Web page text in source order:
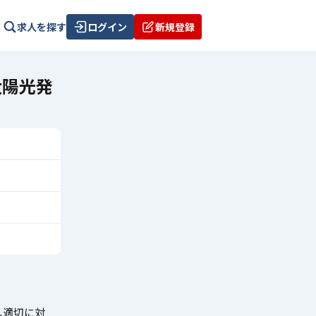
求人を探す ログイン 新規登録
光発
適切に対